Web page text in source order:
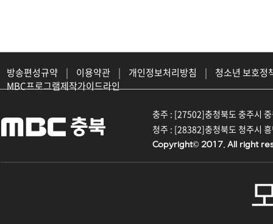
방송편성규약 | 이용약관 | 개인정보처리방침 |
청소년 보호정
MBC프로그램제작가이드라인
충주 : [27502]충청북도 충주시
청주 : [28382]충청북도 청주시
Copyright© 2017. All right